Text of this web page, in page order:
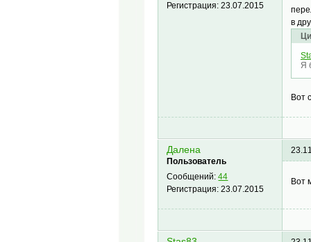
Регистрация:23.07.2015
в
Я
Вот
Далена
Пользователь
Сообщений:44
Регистрация:23.07.2015
Вот